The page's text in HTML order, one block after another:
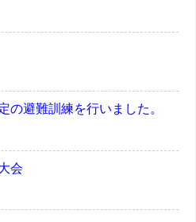
の避難訓練を行いました。
会